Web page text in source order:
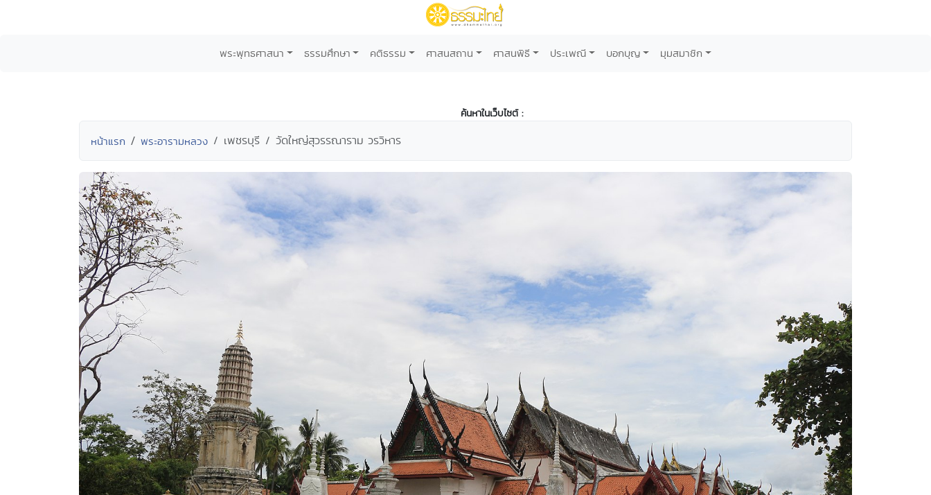
พระพุทธศาสนา ธรรมศึกษา คติธรรม ศาสนสถาน ศาสนพิธี ประเพณี บอกบุญ มุมสมาชิก
ค้นหาในเว็บไซต์ :
หน้าแรก พระอารามหลวง เพชรบุรี วัดใหญ่สุวรรณาราม วรวิหาร